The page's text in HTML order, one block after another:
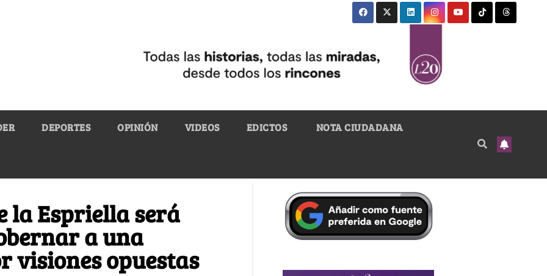
DEPORTES OPINIÓN VIDEOS EDICTOS NOTA CIUDADANA
la Espriella será
a una
visiones opuestas